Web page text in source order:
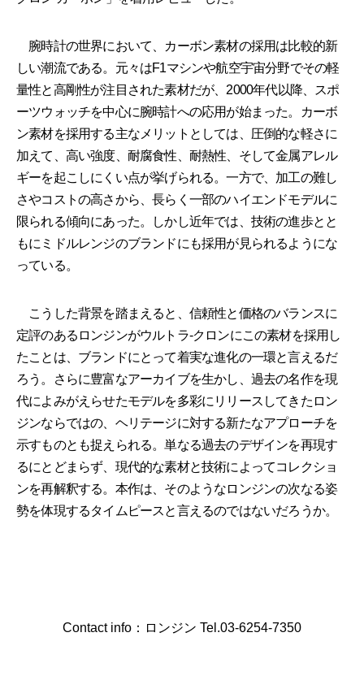
腕時計の世界において、カーボン素材の採用は比較的新
しい潮流である。元々はF1マシンや航空宇宙分野でその軽
量性と高剛性が注目された素材だが、2000年代以降、スポ
ーツウォッチを中心に腕時計への応用が始まった。カーボ
ン素材を採用する主なメリットとしては、圧倒的な軽さに
加えて、高い強度、耐腐食性、耐熱性、そして金属アレル
ギーを起こしにくい点が挙げられる。一方で、加工の難し
さやコストの高さから、長らく一部のハイエンドモデルに
限られる傾向にあった。しかし近年では、技術の進歩とと
もにミドルレンジのブランドにも採用が見られるようにな
っている。
こうした背景を踏まえると、信頼性と価格のバランスに
定評のあるロンジンがウルトラ-クロンにこの素材を採用し
たことは、ブランドにとって着実な進化の一環と言えるだ
ろう。さらに豊富なアーカイブを生かし、過去の名作を現
代によみがえらせたモデルを多彩にリリースしてきたロン
ジンならではの、ヘリテージに対する新たなアプローチを
示すものとも捉えられる。単なる過去のデザインを再現す
るにとどまらず、現代的な素材と技術によってコレクショ
ンを再解釈する。本作は、そのようなロンジンの次なる姿
勢を体現するタイムピースと言えるのではないだろうか。
Contact info：ロンジン Tel.03-6254-7350